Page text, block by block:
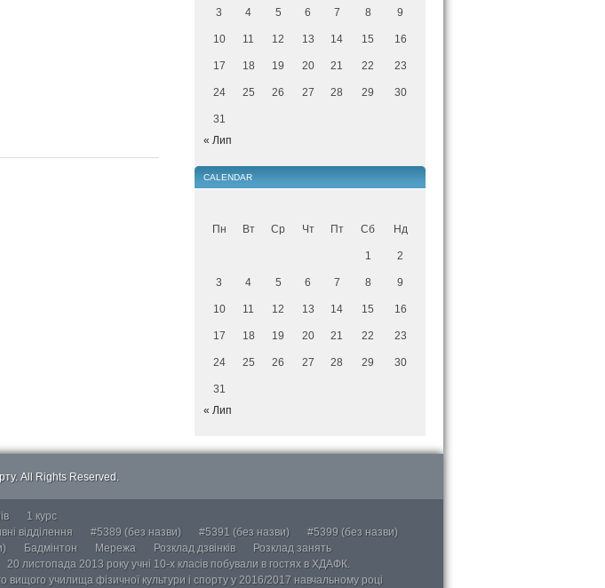
3 4 5 6 7 8 9
10 11 12 13 14 15 16
17 18 19 20 21 22 23
24 25 26 27 28 29 30
31
« Лип
CALENDAR
Пн Вт Ср Чт Пт Сб Нд
1 2
3 4 5 6 7 8 9
10 11 12 13 14 15 16
17 18 19 20 21 22 23
24 25 26 27 28 29 30
31
« Лип
All Rights Reserved.
1 курс
відділення #5389 (без назви) #5391 (без назви)
#5399 (без назви)
Бадмінтон Мережа Розклад дзвінків
Розклад занять
20 листопада 2013 року учні 10-х класів побували в гостях в ХДАФК.
вищого училища фізичної культури і спорту у 2016/2017 навчальному році